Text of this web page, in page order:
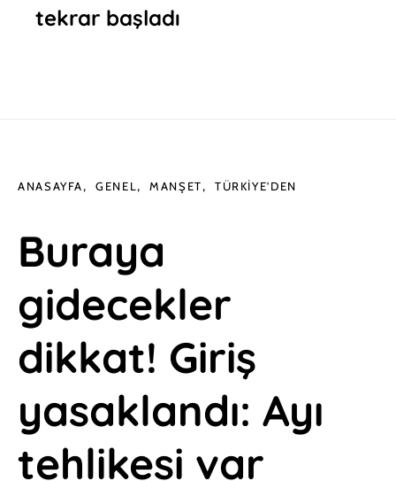
tekrar başladı
ANASAYFA GENEL MANŞET TÜRKIYE'DEN
Buraya
gidecekler
dikkat! Giriş
yasaklandı: Ayı
tehlikesi var